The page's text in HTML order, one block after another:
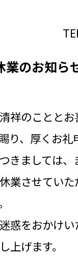
業のお知ら
祥のことと
り、厚くお礼
きましては
業させてい
惑をおかけ
上げます。